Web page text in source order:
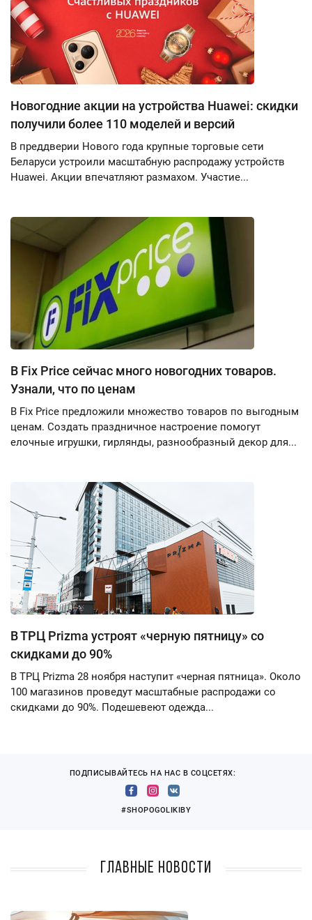
Новогодние акции на устройства Huawei: скидки
получили более 110 моделей и версий
В преддверии Нового года крупные торговые сети
Беларуси устроили масштабную распродажу устройств
Huawei. Акции впечатляют размахом. Участие...
В Fix Price сейчас много новогодних товаров.
Узнали, что по ценам
В Fix Price предложили множество товаров по выгодным
ценам. Создать праздничное настроение помогут
елочные игрушки, гирлянды, разнообразный декор для...
В ТРЦ Prizma устроят «черную пятницу» со
скидками до 90%
В ТРЦ Prizma 28 ноября наступит «черная пятница». Около
100 магазинов проведут масштабные распродажи со
скидками до 90%. Подешевеют одежда...
ПОДПИСЫВАЙТЕСЬ НА НАС В СОЦСЕТЯХ:
#SHOPOGOLIKIBY
Главные новости